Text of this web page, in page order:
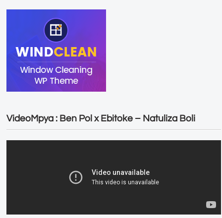
VideoMpya : Ben Pol x Ebitoke – Natuliza Boli